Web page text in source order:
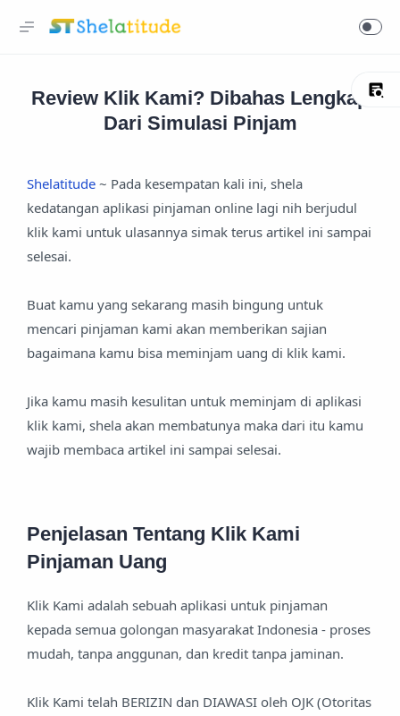
Review Klik Kami? Dibahas Lengkap
Dari Simulasi Pinjam
Shelatitude ~ Pada kesempatan kali ini, shela
kedatangan aplikasi pinjaman online lagi nih berjudul
klik kami untuk ulasannya simak terus artikel ini sampai
selesai.
Buat kamu yang sekarang masih bingung untuk
mencari pinjaman kami akan memberikan sajian
bagaimana kamu bisa meminjam uang di klik kami.
Jika kamu masih kesulitan untuk meminjam di aplikasi
klik kami, shela akan membatunya maka dari itu kamu
wajib membaca artikel ini sampai selesai.
Penjelasan Tentang Klik Kami
Pinjaman Uang
Klik Kami adalah sebuah aplikasi untuk pinjaman
kepada semua golongan masyarakat Indonesia - proses
mudah, tanpa anggunan, dan kredit tanpa jaminan.
Klik Kami telah BERIZIN dan DIAWASI oleh OJK (Otoritas